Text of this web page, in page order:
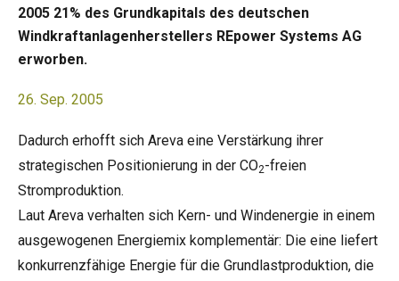
2005 21% des Grundkapitals des deutschen
Windkraftanlagenherstellers REpower Systems AG
erworben.
26. Sep. 2005
Dadurch erhofft sich Areva eine Verstärkung ihrer
strategischen Positionierung in der CO2-freien
Stromproduktion.
Laut Areva verhalten sich Kern- und Windenergie in einem
ausgewogenen Energiemix komplementär: Die eine liefert
konkurrenzfähige Energie für die Grundlastproduktion, die